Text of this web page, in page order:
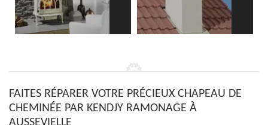
FAITES RÉPARER VOTRE PRÉCIEUX CHAPEAU DE
CHEMINÉE PAR KENDJY RAMONAGE À
AUSSEVIELLE